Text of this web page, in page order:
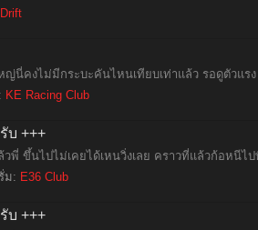
Drift
ญ่นี่คงไม่มีกระบะคันไหนเทียบเท่าแล้ว รอดูตัวแร
KE Racing Club
บ +++
พี่ ขึ้นไปไม่เคยได้เหนวิ่งเลย คราวที่แล้วก้อหนีไ
ม: E36 Club
บ +++